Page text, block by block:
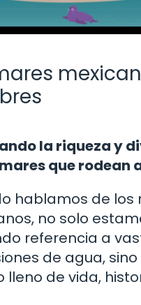
la riqueza y
que rodean
hablamos de los
no solo
referencia a
de agua, sino
lleno de vida,